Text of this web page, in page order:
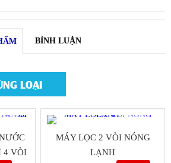
BÌNH LUẬN
LOẠI
4 VÒI
MÁY LỌC 2 VÒI NÓNG
LẠNH